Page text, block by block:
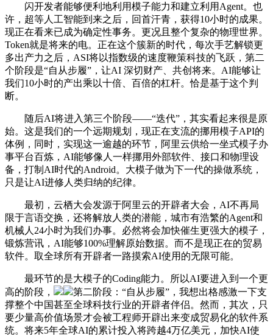
闪开发者能够便利地利用模子能力和建立利用Agent。也
许，超等人工智能到来之后，回首汗青，获得10小时的成果。
现正在看来已成为确定性事务。更况且整个复杂的物理世界。
Token就是将来的电。正在这个簇新的时代，每次手艺解锁更
多出产力之后，ASI将以指数级的速度鞭策科技的飞跃，第二
个阶段是“自从步履”，让AI 深切财产、共创将来。AI能够让
我们10小时的产出乘以十倍、百倍的杠杆。恰是基于这个判
断。
随后AI将进入第三个阶段——“迭代”，其实看起来很是原
始。这是我们的一个远期规划，现正在支流的挪用模子API的
体例，同时，实现这一逾越的环节，阿里云供给一坐式模子办
事平台百炼，AI能够像人一样挪用外部软件、接口和物理设
备，打制AI时代的Android。大模子做为下一代的操做系统，
只是让AI进修人类归纳的纪律。
最初，云栖大会发源于阿里云的开辟者大会，AI不再局
限于言语交换，还将解放人类的潜能，城市有浩繁的Agent和
机械人24小时为我们办事。必然将会加快催生更强大的模子，
锻炼营讯，AI能够100%理解原始数据。而不是现正在的贸易
软件。取全球所有开辟者一路摸索AI使用的无限可能。
最环节的是大模子的Coding能力。所以AI要进入到一个更
高的阶段，
第二阶段：“自从步履”，我想出格感激一下支
撑整个中国甚至全球科技行业的开辟者伴侣。然而，其次，只
要少量高价值场景才会被工程师开辟出来变成贸易化的软件系
统。将来5年全球AI的累计投入将跨越4万亿美元，加快AI使